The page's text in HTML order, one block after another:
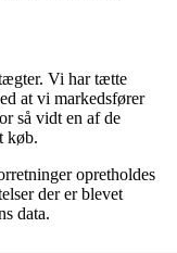
Vi har tætte
at vi markedsfører
så vidt en af de
køb.
opretholdes
der er blevet
data.